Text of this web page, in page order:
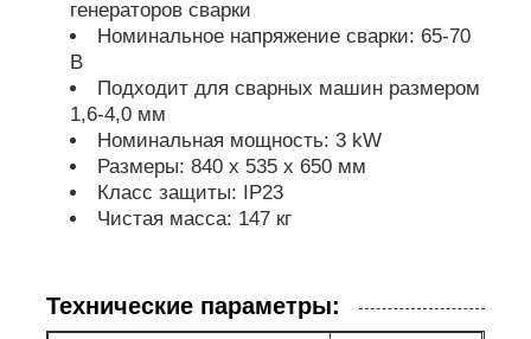
насос для сточных вод
генераторов сварки
Номинальное напряжение сварки: 65-70
В
Подходит для сварных машин размером
1,6-4,0 мм
Номинальная мощность: 3 kW
Размеры: 840 x 535 x 650 мм
Класс защиты: IP23
Чистая масса: 147 кг
Технические параметры: